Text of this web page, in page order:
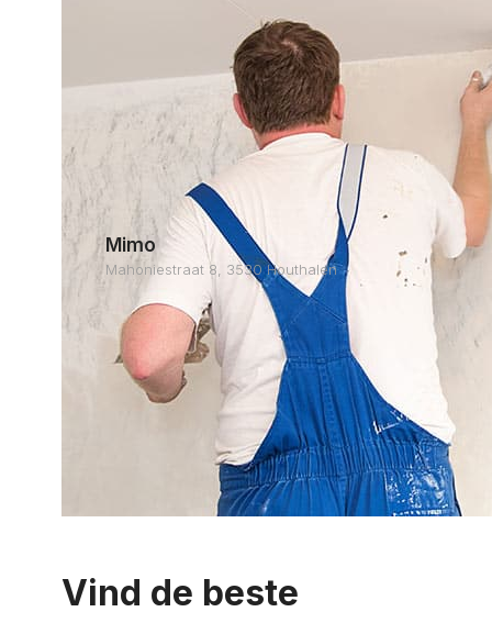
Mimo
Mahoniestraat 8, 3530 Houthalen
Vind de beste